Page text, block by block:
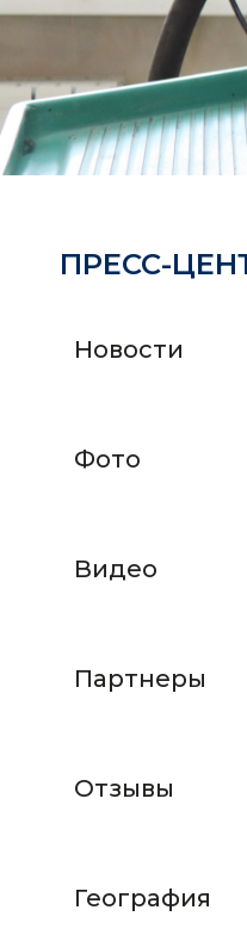
ПРЕСС-
Новости
Фото
Видео
Партнеры
Отзывы
География